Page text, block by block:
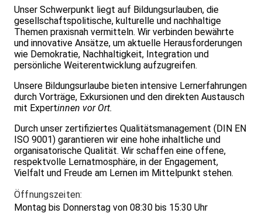
Unser Schwerpunkt liegt auf Bildungsurlauben, die
gesellschaftspolitische, kulturelle und nachhaltige
Themen praxisnah vermitteln. Wir verbinden bewährte
und innovative Ansätze, um aktuelle Herausforderungen
wie Demokratie, Nachhaltigkeit, Integration und
persönliche Weiterentwicklung aufzugreifen.
Unsere Bildungsurlaube bieten intensive Lernerfahrungen
durch Vorträge, Exkursionen und den direkten Austausch
mit Expertinnen vor Ort.
Durch unser zertifiziertes Qualitätsmanagement (DIN EN
ISO 9001) garantieren wir eine hohe inhaltliche und
organisatorische Qualität. Wir schaffen eine offene,
respektvolle Lernatmosphäre, in der Engagement,
Vielfalt und Freude am Lernen im Mittelpunkt stehen.
Öffnungszeiten:
Montag bis Donnerstag von 08:30 bis 15:30 Uhr